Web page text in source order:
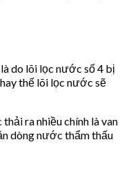
do lõi lọc nước số 4 bị
thế lõi lọc nước sẽ
ra nhiều chính là van
dòng nước thẩm thấu